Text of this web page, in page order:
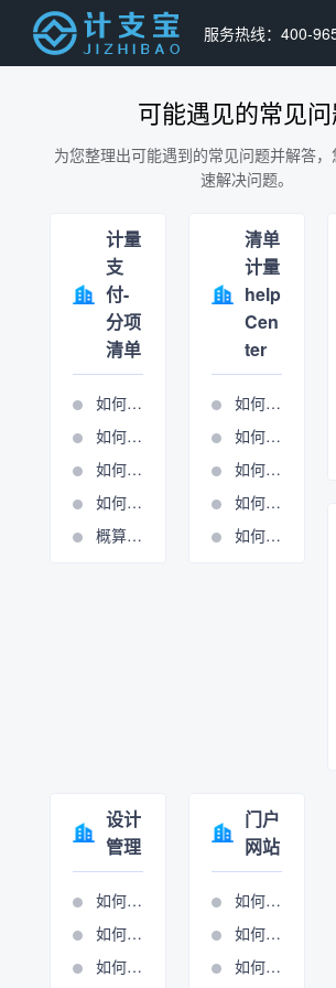
服务热线：400-
可能遇见的常见
为您整理出可能遇到的常见问题并解答
速解决问题。
计量
支
付-
分项
清单
如何导入清单
如何进行分项清单计量
如何使用施工图核算表
如何添加或修改费用条款
概算分项的操作视频
清单
计量
help
Cen
ter
如何进行周期管理
如何进行总包计量周期管理
如何新建周期
如何设置周期管理
如何进行计量支付
设计
管理
如何添加生产项目
如何设置项目执行
如何项目立项
门户
网站
如何做网站管理
如何进行新闻图管理
如何进行展示图管理